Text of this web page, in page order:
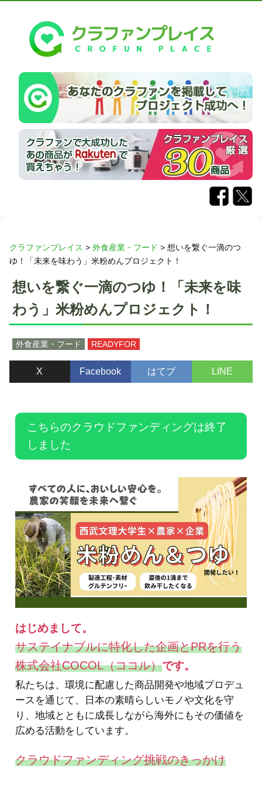
クラファンプレイス > 外食産業・フード > 想いを繋ぐ一滴のつ
ゆ！「未来を味わう」米粉めんプロジェクト！
想いを繋ぐ一滴のつゆ！「未来を味
わう」米粉めんプロジェクト！
外食産業・フード READYFOR
X Facebook はてブ LINE
こちらのクラウドファンディングは終了
しました
はじめまして。
サステイナブルに特化した企画とPRを行う
株式会社COCOL（ココル）です。
私たちは、環境に配慮した商品開発や地域プロデュ
ースを通じて、日本の素晴らしいモノや文化を守
り、地域とともに成長しながら海外にもその価値を
広める活動をしています。
クラウドファンディング挑戦のきっかけ